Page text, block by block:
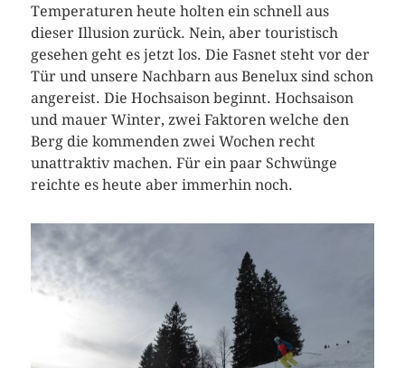
Temperaturen heute holten ein schnell aus
dieser Illusion zurück. Nein, aber touristisch
gesehen geht es jetzt los. Die Fasnet steht vor der
Tür und unsere Nachbarn aus Benelux sind schon
angereist. Die Hochsaison beginnt. Hochsaison
und mauer Winter, zwei Faktoren welche den
Berg die kommenden zwei Wochen recht
unattraktiv machen. Für ein paar Schwünge
reichte es heute aber immerhin noch.